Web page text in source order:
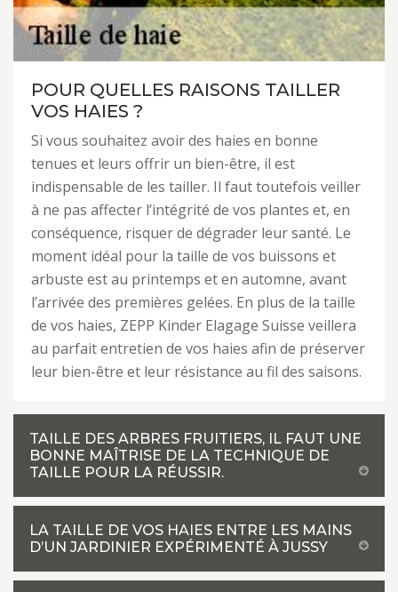
POUR QUELLES RAISONS TAILLER
VOS HAIES ?
Si vous souhaitez avoir des haies en bonne
tenues et leurs offrir un bien-être, il est
indispensable de les tailler. Il faut toutefois veiller
à ne pas affecter l’intégrité de vos plantes et, en
conséquence, risquer de dégrader leur santé. Le
moment idéal pour la taille de vos buissons et
arbuste est au printemps et en automne, avant
l’arrivée des premières gelées. En plus de la taille
de vos haies, ZEPP Kinder Elagage Suisse veillera
au parfait entretien de vos haies afin de préserver
leur bien-être et leur résistance au fil des saisons.
TAILLE DES ARBRES FRUITIERS, IL FAUT UNE
BONNE MAÎTRISE DE LA TECHNIQUE DE
TAILLE POUR LA RÉUSSIR.
LA TAILLE DE VOS HAIES ENTRE LES MAINS
D’UN JARDINIER EXPÉRIMENTÉ À JUSSY